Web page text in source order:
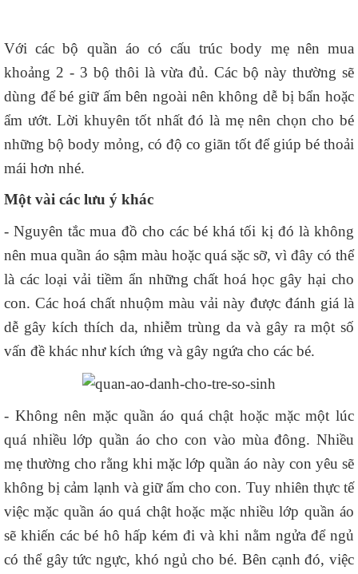
Với các bộ quần áo có cấu trúc body mẹ nên mua
khoảng 2 - 3 bộ thôi là vừa đủ. Các bộ này thường sẽ
dùng để bé giữ ấm bên ngoài nên không dễ bị bẩn hoặc
ẩm ướt. Lời khuyên tốt nhất đó là mẹ nên chọn cho bé
những bộ body mỏng, có độ co giãn tốt để giúp bé thoải
mái hơn nhé.
Một vài các lưu ý khác
- Nguyên tắc mua đồ cho các bé khá tối kị đó là không
nên mua quần áo sậm màu hoặc quá sặc sỡ, vì đây có thể
là các loại vải tiềm ẩn những chất hoá học gây hại cho
con. Các hoá chất nhuộm màu vải này được đánh giá là
dễ gây kích thích da, nhiễm trùng da và gây ra một số
vấn đề khác như kích ứng và gây ngứa cho các bé.
- Không nên mặc quần áo quá chật hoặc mặc một lúc
quá nhiều lớp quần áo cho con vào mùa đông. Nhiều
mẹ thường cho rằng khi mặc lớp quần áo này con yêu sẽ
không bị cảm lạnh và giữ ấm cho con. Tuy nhiên thực tế
việc mặc quần áo quá chật hoặc mặc nhiều lớp quần áo
sẽ khiến các bé hô hấp kém đi và khi nằm ngửa để ngủ
có thể gây tức ngực, khó ngủ cho bé. Bên cạnh đó, việc